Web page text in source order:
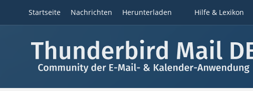
Startseite Nachrichten Herunterladen Hilfe & Lexikon